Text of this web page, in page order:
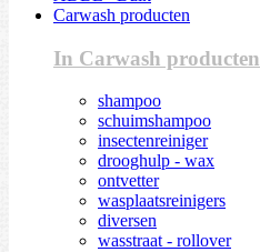
Carwash producten
In Carwash producten
shampoo
schuimshampoo
insectenreiniger
drooghulp - wax
ontvetter
wasplaatsreinigers
diversen
wasstraat - rollover